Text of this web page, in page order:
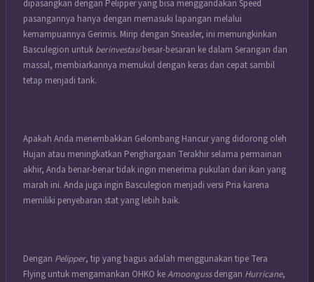
dipasangkan dengan Pelipper yang bisa menggandakan Speed ​​
pasangannya hanya dengan memasuki lapangan melalui
kemampuannya Gerimis. Mirip dengan Sneasler, ini memungkinkan
Basculegion untuk berinvestasibesar-besaran ke dalam Serangan dan
massal, membiarkannya memukul dengan keras dan cepat sambil
tetap menjadi tank.
Apakah Anda menembakkan Gelombang Hancur yang didorong oleh
Hujan atau meningkatkan Penghargaan Terakhir selama permainan
akhir, Anda benar-benar tidak ingin menerima pukulan dari ikan yang
marah ini. Anda juga ingin Basculegion menjadi versi Pria karena
memiliki penyebaran stat yang lebih baik.
Dengan Pelipper, tip yang bagus adalah menggunakan tipe Tera
Flying untuk mengamankan OHKO keAmoongussdengan Hurricane,